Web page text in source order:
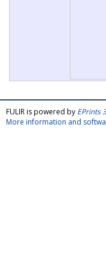
FULIR is powered by EPrints 3
More information and